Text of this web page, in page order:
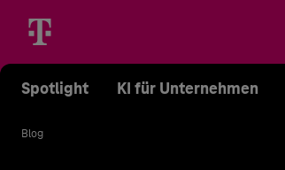
Spotlight KI für Unternehmen
Blog